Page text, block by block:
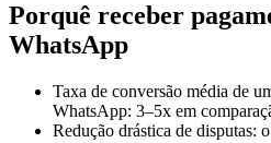
Porquê receber
WhatsApp
Taxa de conversão média de
WhatsApp: 3–5x em
Redução drástica de disputas: